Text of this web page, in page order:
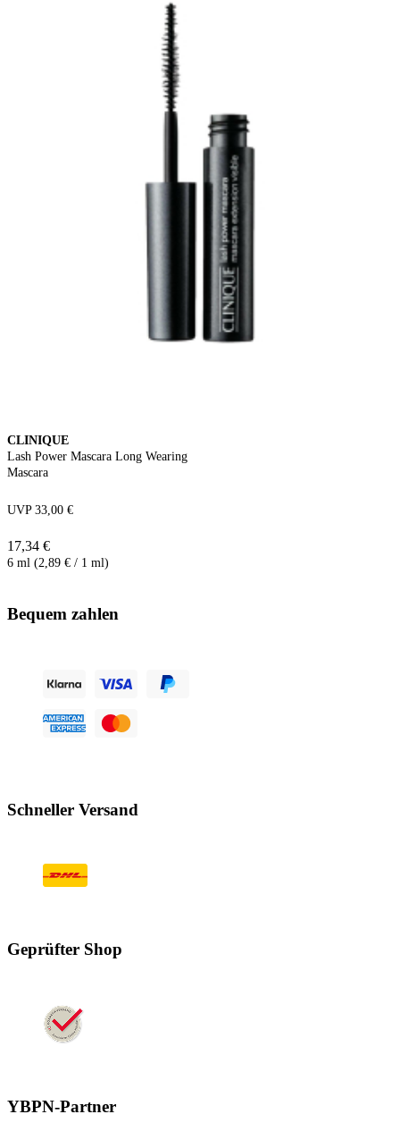
CLINIQUE
Lash Power Mascara Long Wearing
Mascara
UVP 33,00 €
17,34 €
6 ml (2,89 € / 1 ml)
Bequem zahlen
Schneller Versand
Geprüfter Shop
YBPN-Partner